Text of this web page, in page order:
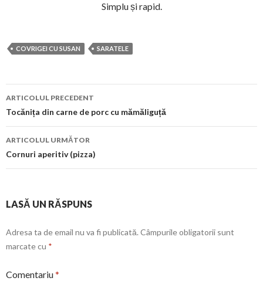
Simplu și rapid.
COVRIGEI CU SUSAN SARATELE
Navigare
în
articol
ARTICOLUL PRECEDENT
Tocănița din carne de porc cu mămăliguță
ARTICOLUL URMĂTOR
Cornuri aperitiv (pizza)
LASĂ UN RĂSPUNS
Adresa ta de email nu va fi publicată. Câmpurile obligatorii sunt
marcate cu *
Comentariu*